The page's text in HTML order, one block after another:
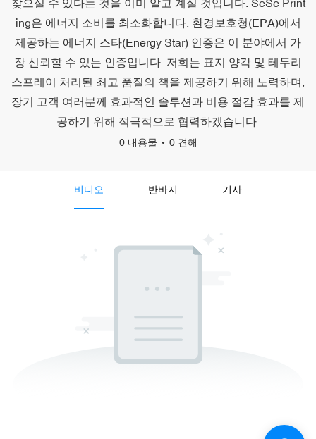
찾으실 수 있다는 것을 이미 알고 계실 것입니다. SeSe Print
ing은 에너지 소비를 최소화합니다. 환경보호청(EPA)에서
제공하는 에너지 스타(Energy Star) 인증은 이 분야에서 가
장 신뢰할 수 있는 인증입니다. 저희는 표지 양각 및 테두리
스프레이 처리된 최고 품질의 책을 제공하기 위해 노력하며,
장기 고객 여러분께 효과적인 솔루션과 비용 절감 효과를 제
공하기 위해 적극적으로 협력하겠습니다.
0 내용물 0 견해
비디오 반바지 기사